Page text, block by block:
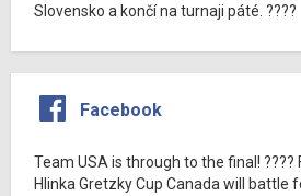
Slovensko a končí na turnaji páté. ????
Facebook
Team USA is through to the final!
Hlinka Gretzky Cup Canada will battle